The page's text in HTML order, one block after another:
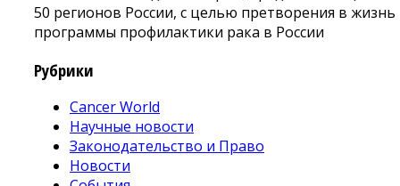
50 регионов России, с целью претворения в жизнь
программы профилактики рака в России
Рубрики
Cancer World
Научные новости
Законодательство и Право
Новости